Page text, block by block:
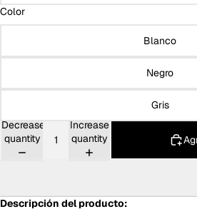
Color
Blanco
Negro
Gris
Decrease
quantity
Increase
quantity
Descripción del producto: